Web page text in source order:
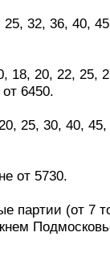
25, 32, 36, 40,
18, 20, 22, 25,
6450.
25, 30, 40,
от 5730.
партии (от 7